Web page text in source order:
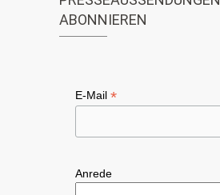
ABONNIEREN
E-Mail *
Anrede